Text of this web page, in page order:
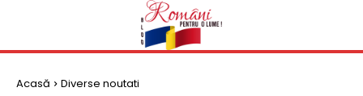
Acasă Diverse noutati